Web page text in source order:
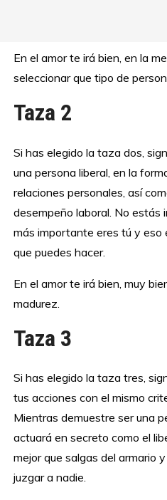
En el amor te irá bien, en la
seleccionar que tipo de
Taza 2
Si has elegido la taza dos,
una persona liberal, en la
relaciones personales, así
desempeño laboral. No estás
más importante eres tú y eso
que puedes hacer.
En el amor te irá bien, muy
madurez.
Taza 3
Si has elegido la taza tres,
tus acciones con el mismo
Mientras demuestre ser una
actuará en secreto como el
mejor que salgas del armario
juzgar a nadie.